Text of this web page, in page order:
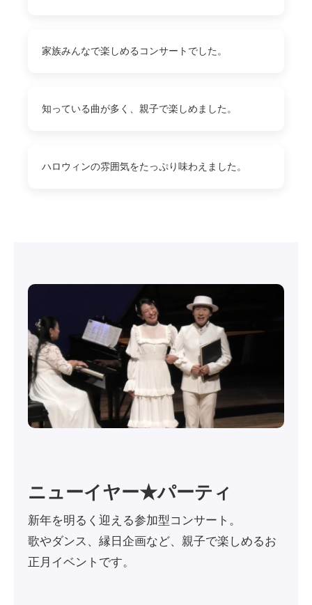
家族みんなで楽しめるコンサートでした。
知っている曲が多く、親子で楽しめました。
ハロウィンの雰囲気をたっぷり味わえました。
ニューイヤー★パーティ
新年を明るく迎える参加型コンサート。
歌やダンス、縁日企画など、親子で楽しめるお
正月イベントです。